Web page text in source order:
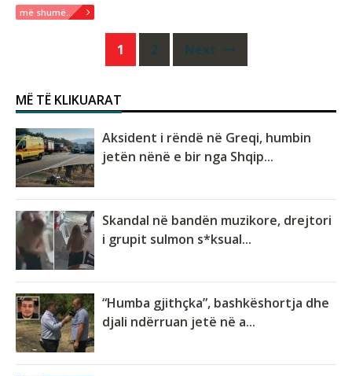
më shumë...
navigation
1 2 Next
MË TË KLIKUARAT
Aksident i rëndë në Greqi, humbin
jetën nënë e bir nga Shqip...
Skandal në bandën muzikore, drejtori
i grupit sulmon s*ksual...
“Humba gjithçka”, bashkëshortja dhe
djali ndërruan jetë në a...